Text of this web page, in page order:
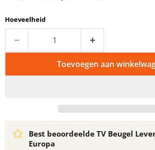
Hoeveelheid
Toevoegen aan
Best beoordeelde TV Beugel
Europa